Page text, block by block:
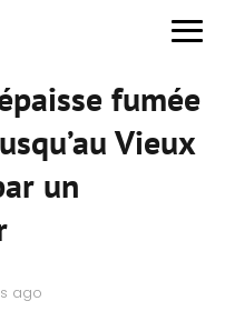
fumée
Vieux
un
ago